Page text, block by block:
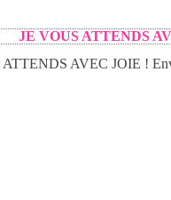
JE VOUS ATTENDS